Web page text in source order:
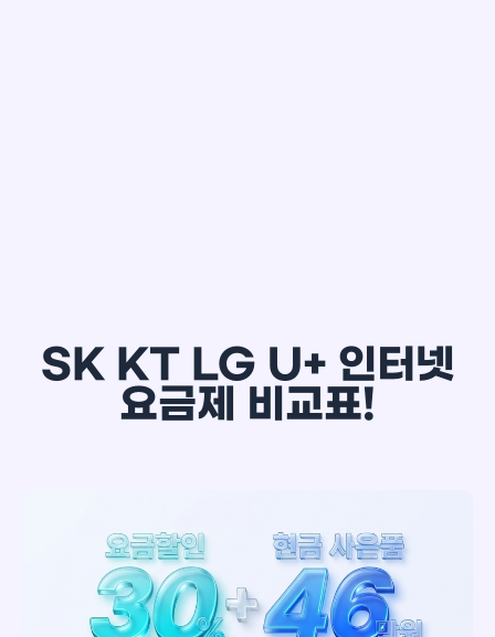
SK KT LG U+ 인터넷
요금제 비교표!